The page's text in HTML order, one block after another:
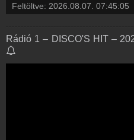
Feltöltve: 2026.08.07. 07:45:05
Rádió 1 – DISCO'S HIT –